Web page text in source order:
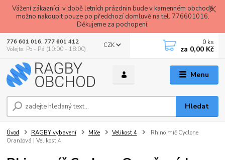
Vážení zákazníci, v době letních prázdnin bude v kamenném obchodě
možno nakoupit pouze po předchozí domluvě na tel. 776601016.
Děkujeme za pochopení.
Menu
CZK
Hledat
776 601 016, 777 601 412
Volejte: Po - Pá (10:00 - 18:00)
0 ks
za 0,00 Kč
Úvod RAGBY vybavení Míče Velikost 4
Rhino míč Cyclone
Oranžová | Velikost 4